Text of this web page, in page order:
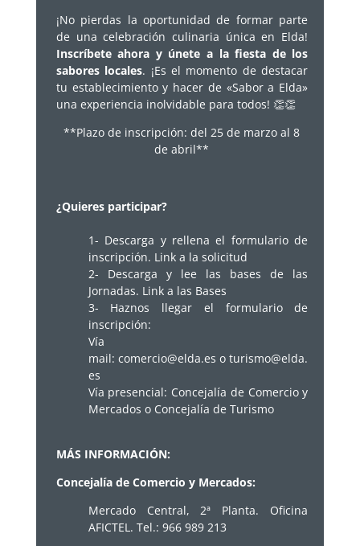
¡No pierdas la oportunidad de formar parte
de una celebración culinaria única en Elda!
Inscríbete ahora y únete a la fiesta de los
sabores locales. ¡Es el momento de destacar
tu establecimiento y hacer de «Sabor a Elda»
una experiencia inolvidable para todos! 👏👏
**Plazo de inscripción: del 25 de marzo al 8
de abril**
¿Quieres participar?
1- Descarga y rellena el formulario de
inscripción. Link a la solicitud
2- Descarga y lee las bases de las
Jornadas. Link a las Bases
3- Haznos llegar el formulario de
inscripción:
Vía
mail: comercio@elda.es o turismo@elda.
es
Vía presencial: Concejalía de Comercio y
Mercados o Concejalía de Turismo
MÁS INFORMACIÓN:
Concejalía de Comercio y Mercados:
Mercado Central, 2ª Planta. Oficina
AFICTEL. Tel.: 966 989 213